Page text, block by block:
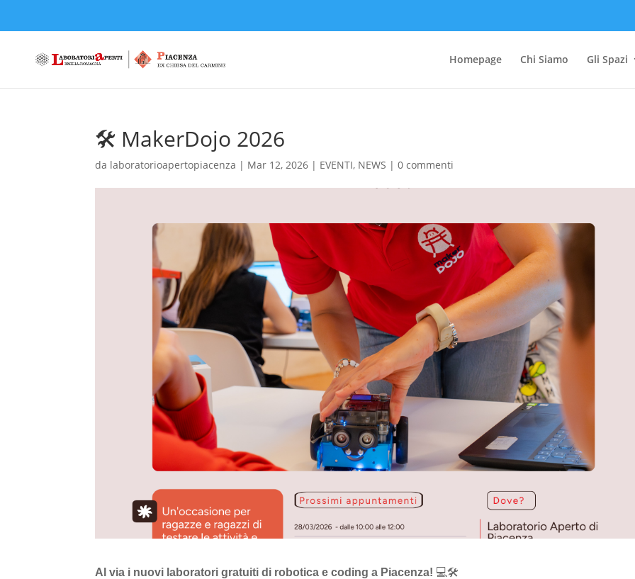
Homepage Chi Siamo Gli Spazi
🛠️ MakerDojo 2026
da laboratorioapertopiacenza | Mar 12, 2026 | EVENTI, NEWS |0 commenti
Al via i nuovi laboratori gratuiti di robotica e coding a Piacenza! 💻🛠️